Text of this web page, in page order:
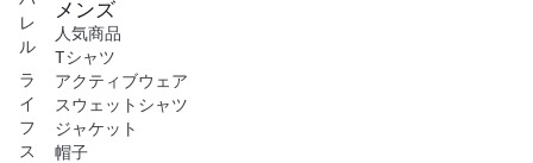
レ
ル
ラ
イ
フ
ス
メンズ
人気商品
Tシャツ
アクティブウェア
スウェットシャツ
ジャケット
帽子